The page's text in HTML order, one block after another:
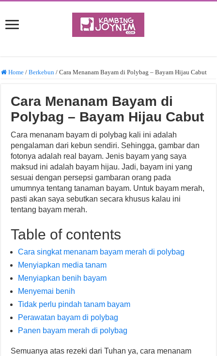
Home / Berkebun / Cara Menanam Bayam di Polybag – Bayam Hijau Cabut
Cara Menanam Bayam di
Polybag – Bayam Hijau Cabut
Cara menanam bayam di polybag kali ini adalah
pengalaman dari kebun sendiri. Sehingga, gambar dan
fotonya adalah real bayam. Jenis bayam yang saya
maksud ini adalah bayam hijau. Jadi, bayam ini yang
sesuai dengan persepsi gambaran orang pada
umumnya tentang tanaman bayam. Untuk bayam merah,
pasti akan saya sebutkan secara khusus kalau ini
tentang bayam merah.
Table of contents
Cara singkat menanam bayam merah di polybag
Menyiapkan media tanam
Menyiapkan benih bayam
Menyemai benih
Tidak perlu pindah tanam bayam
Perawatan bayam di polybag
Panen bayam merah di polybag
Semuanya atas rezeki dari Tuhan ya, cara menanam